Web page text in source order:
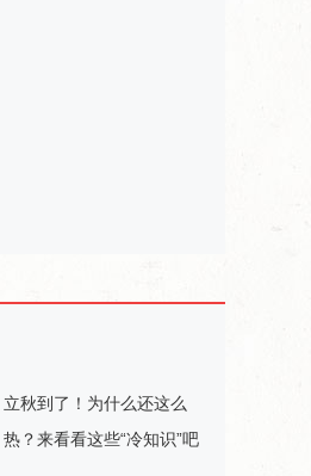
立秋到了！为什么还这么
热？来看看这些“冷知识”吧